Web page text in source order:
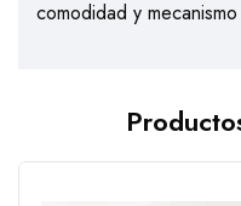
comodidad y mecanismo